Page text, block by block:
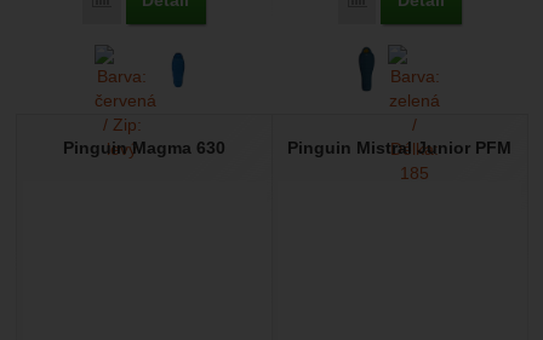
Pinguin Magma 630 Pinguin Mistral Junior PFM